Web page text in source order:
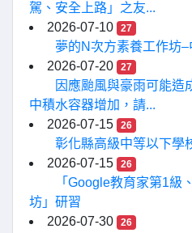
駕、安全上路」之友...
2026-07-10
27
夢的N次方素養工作坊
2026-07-20
27
因應颱風與豪雨可能造
中積水容器增加，請...
2026-07-15
26
彰化縣高級中等以下學
2026-07-15
26
「Google教育家第1級
坊」研習
2026-07-30
26